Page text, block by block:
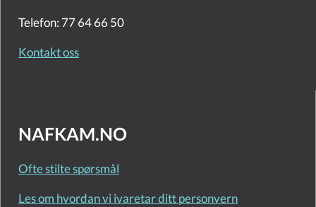
Telefon: 77 64 66 50
Kontakt oss
NAFKAM.NO
Ofte stilte spørsmål
Les om hvordan vi ivaretar ditt personvern